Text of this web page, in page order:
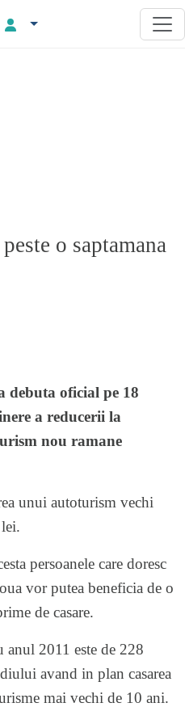
o saptamana
debuta oficial pe 18
a reducerii la
nou ramane
unui autoturism vechi
persoanele care doresc
vor putea beneficia de o
de casare.
2011 este de 228
avand in plan casarea
mai vechi de 10 ani.